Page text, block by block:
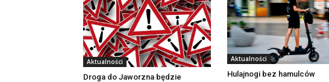
Aktualności
Droga do Jaworzna będzie
Aktualności
Hulajnogi bez hamulców